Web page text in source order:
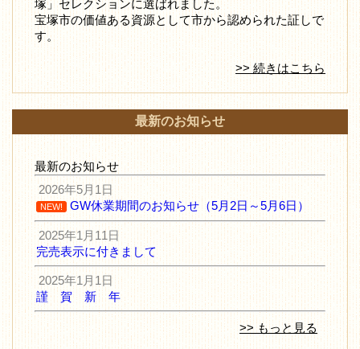
塚」セレクションに選ばれました。
宝塚市の価値ある資源として市から認められた証しで
す。
>> 続きはこちら
最新のお知らせ
最新のお知らせ
2026年5月1日
NEW! GW休業期間のお知らせ（5月2日～5月6日）
2025年1月11日
完売表示に付きまして
2025年1月1日
謹 賀 新 年
>> もっと見る